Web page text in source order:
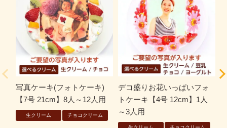
写真ケーキ(フォトケーキ)
【7号 21cm】8人～12人用
生クリーム チョコクリーム
デコ盛りお花いっぱいフォ
トケーキ【4号 12cm】1人
～3人用